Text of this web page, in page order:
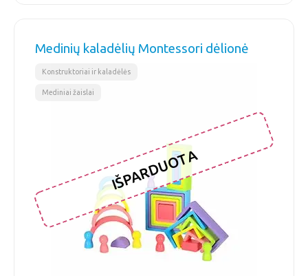
Medinių kaladėlių Montessori dėlionė
Konstruktoriai ir kaladėlės
Mediniai žaislai
IŠPARDUOTA